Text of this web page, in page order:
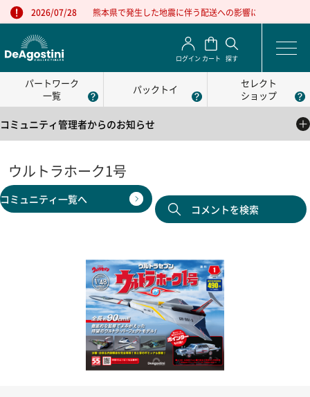
2026/07/28 熊本県で発生した地震に伴う配送への影響について
ログイン カート 探す
パートワーク
一覧
パックトイ
セレクト
ショップ
コミュニティ管理者からのお知らせ
公式コミュニティの利用方法について
2025/05/01
公式コミュニティの利用規約
ウルトラホーク1号
コミュニティ一覧へ
コメントを検索